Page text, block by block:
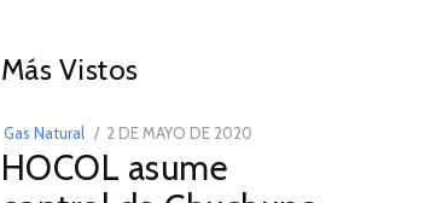
Más Vistos
Gas Natural
POSTED
ON
2 DE MAYO DE 2020
HOCOL asume